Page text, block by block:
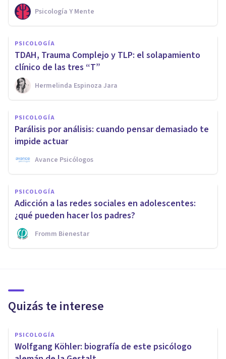
Psicología Y Mente
PSICOLOGÍA
TDAH, Trauma Complejo y TLP: el solapamiento
clínico de las tres “T”
Hermelinda Espinoza Jara
PSICOLOGÍA
Parálisis por análisis: cuando pensar demasiado te
impide actuar
Avance Psicólogos
PSICOLOGÍA
Adicción a las redes sociales en adolescentes:
¿qué pueden hacer los padres?
Fromm Bienestar
Quizás te interese
PSICOLOGÍA
Wolfgang Köhler: biografía de este psicólogo